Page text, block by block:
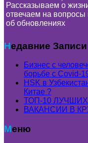
Рассказываем о
отвечаем на
об обновлениях
Недавние Записи
Бизнес с
борьбе с Covid-
HSK в
Китае ?
ТОП-10
ВАКАНСИИ В
Меню